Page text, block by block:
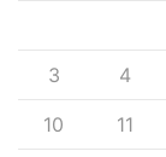
3 4
10 11